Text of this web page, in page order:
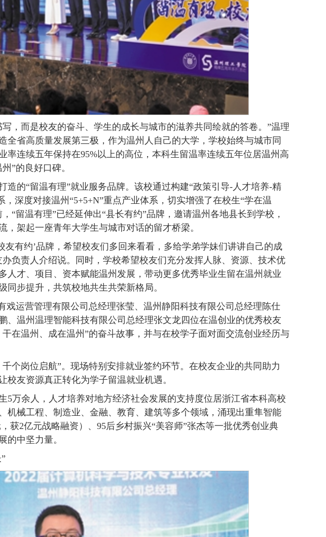
，而是校友的奋斗、学生的成长与城市的滋养共同绘就的答卷。”温理
全省高质量发展第三极，作为温州人自己的大学，学校始终与城市同
率连续五年保持在95%以上的高位，本科生留温率连续五年位居温州高
”的良好口碑。
造的“留温有理”就业服务品牌。该校通过构建“政策引导-人才培养-精
深度对接温州“5+5+N”重点产业体系，切实增强了在校生“学在温
“留温有理”已经延伸出“县长有约”品牌，邀请温州各地县长到学校，
架起一座青年大学生与城市对话的留才桥梁。
友有约’品牌，希望校友们多回来看看，多给学弟学妹们讲讲自己的成
负责人介绍说。同时，学校希望校友们充分发挥人脉、资源、技术优
人才、项目、资本赋能温州发展，带动更多优秀毕业生留在温州就业
步提升，共筑校地共生共荣新格局。
戏运营管理有限公司总经理张莹、温州静阳科技有限公司总经理陈仕
、温州温理智能科技有限公司总经理张文龙四位在温创业的优秀校友
在温州、成在温州”的奋斗故事，并与在校学子面对面交流创业经历与
个岗位启航”。现场特别安排就业签约环节。在校友企业的共同助力
友资源真正转化为学子留温就业机遇。
5万余人，人才培养对地方经济社会发展的支持度位居浙江省本科高校
机械工程、制造业、金融、教育、建筑等多个领域，涌现出重隼智能
获2亿元战略融资）、95后乡村振兴“美容师”张杰等一批优秀创业典
的中坚力量。